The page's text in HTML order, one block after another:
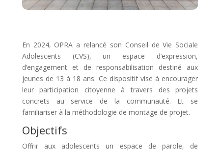
En 2024, OPRA a relancé son Conseil de Vie Sociale
Adolescents (CVS), un espace d’expression,
d’engagement et de responsabilisation destiné aux
jeunes de 13 à 18 ans. Ce dispositif vise à encourager
leur participation citoyenne à travers des projets
concrets au service de la communauté. Et se
familiariser à la méthodologie de montage de projet.
Objectifs
Offrir aux adolescents un espace de parole, de